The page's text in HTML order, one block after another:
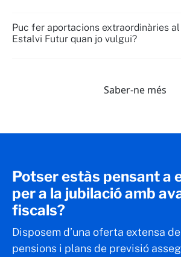
Puc fer aportacions extraordinàries al
Estalvi Futur quan jo vulgui?
Saber-ne més
Potser estàs pensant a
per a la jubilació amb
fiscals?
Disposem d’una oferta extensa
pensions i plans de previsió